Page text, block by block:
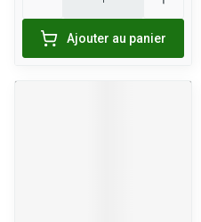
Ajouter au panier